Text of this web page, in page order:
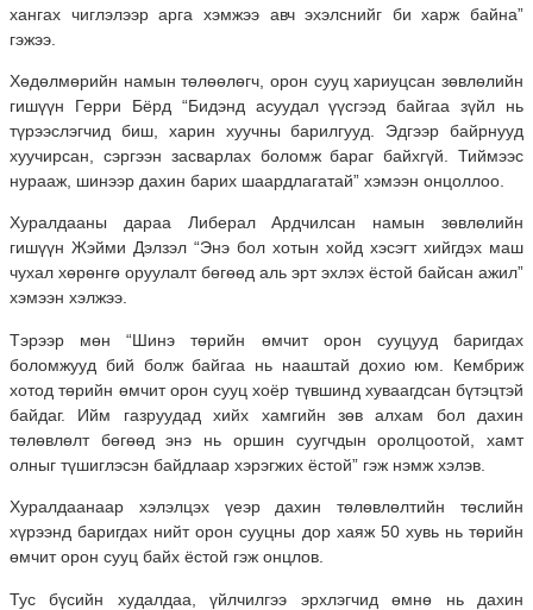
хангах чиглэлээр арга хэмжээ авч эхэлснийг би харж байна”
гэжээ.
Хөдөлмөрийн намын төлөөлөгч, орон сууц хариуцсан зөвлөлийн
гишүүн Герри Бёрд “Бидэнд асуудал үүсгээд байгаа зүйл нь
түрээслэгчид биш, харин хуучны барилгууд. Эдгээр байрнууд
хуучирсан, сэргээн засварлах боломж бараг байхгүй. Тиймээс
нурааж, шинээр дахин барих шаардлагатай” хэмээн онцоллоо.
Хуралдааны дараа Либерал Ардчилсан намын зөвлөлийн
гишүүн Жэйми Дэлзэл “Энэ бол хотын хойд хэсэгт хийгдэх маш
чухал хөрөнгө оруулалт бөгөөд аль эрт эхлэх ёстой байсан ажил”
хэмээн хэлжээ.
Тэрээр мөн “Шинэ төрийн өмчит орон сууцууд баригдах
боломжууд бий болж байгаа нь нааштай дохио юм. Кембриж
хотод төрийн өмчит орон сууц хоёр түвшинд хуваагдсан бүтэцтэй
байдаг. Ийм газруудад хийх хамгийн зөв алхам бол дахин
төлөвлөлт бөгөөд энэ нь оршин суугчдын оролцоотой, хамт
олныг түшиглэсэн байдлаар хэрэгжих ёстой” гэж нэмж хэлэв.
Хуралдаанаар хэлэлцэх үеэр дахин төлөвлөлтийн төслийн
хүрээнд баригдах нийт орон сууцны дор хаяж 50 хувь нь төрийн
өмчит орон сууц байх ёстой гэж онцлов.
Тус бүсийн худалдаа, үйлчилгээ эрхлэгчид өмнө нь дахин